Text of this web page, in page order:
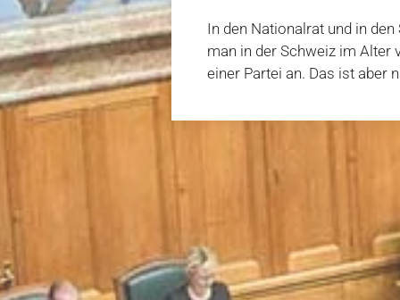
In den Nationalrat und in
man in der Schweiz im Alter
einer Partei an. Das ist aber